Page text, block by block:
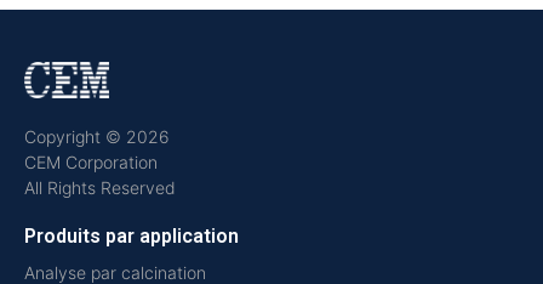
Copyright © 2026
CEM Corporation
All Rights Reserved
Produits par application
Analyse par calcination